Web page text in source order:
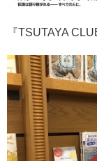
『TSUTAYA